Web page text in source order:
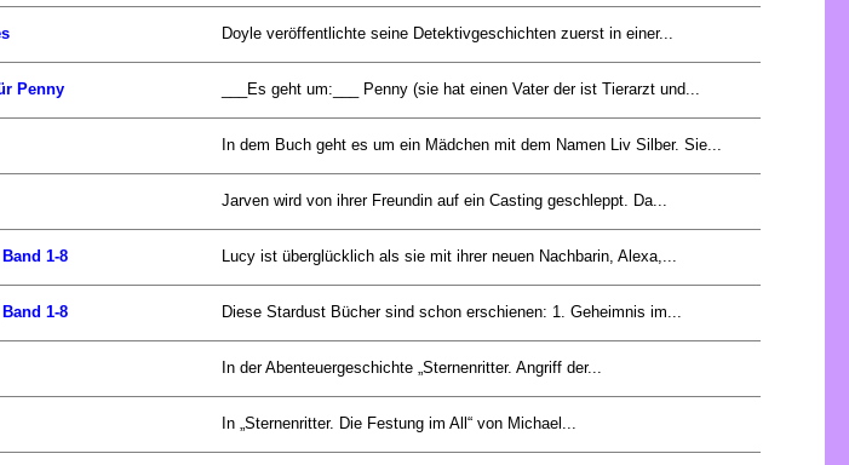
Doyle veröffentlichte seine Detektivgeschichten zuerst in einer...
Penny ___Es geht um:___ Penny (sie hat einen Vater der ist Tierarzt und...
In dem Buch geht es um ein Mädchen mit dem Namen Liv Silber. Sie...
Jarven wird von ihrer Freundin auf ein Casting geschleppt. Da...
1-8 Lucy ist überglücklich als sie mit ihrer neuen Nachbarin, Alexa,...
1-8 Diese Stardust Bücher sind schon erschienen: 1. Geheimnis im...
In der Abenteuergeschichte „Sternenritter. Angriff der...
In „Sternenritter. Die Festung im All“ von Michael...